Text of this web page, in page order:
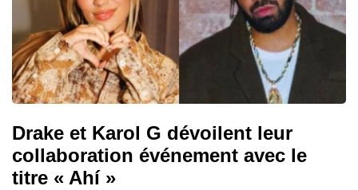
Drake et Karol G dévoilent leur
collaboration événement avec le
titre « Ahí »